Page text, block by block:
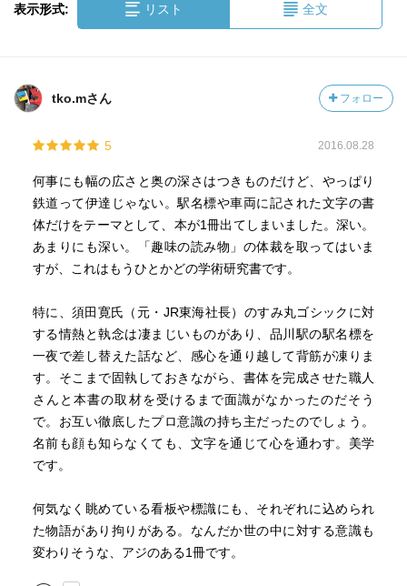
表示形式: リスト 全文
tko.mさん フォロー
5 2016.08.28
何事にも幅の広さと奥の深さはつきものだけど、やっぱり
鉄道って伊達じゃない。駅名標や車両に記された文字の書
体だけをテーマとして、本が1冊出てしまいました。深い。
あまりにも深い。「趣味の読み物」の体裁を取ってはいま
すが、これはもうひとかどの学術研究書です。
特に、須田寛氏（元・JR東海社長）のすみ丸ゴシックに対
する情熱と執念は凄まじいものがあり、品川駅の駅名標を
一夜で差し替えた話など、感心を通り越して背筋が凍りま
す。そこまで固執しておきながら、書体を完成させた職人
さんと本書の取材を受けるまで面識がなかったのだそう
で。お互い徹底したプロ意識の持ち主だったのでしょう。
名前も顔も知らなくても、文字を通じて心を通わす。美学
です。
何気なく眺めている看板や標識にも、それぞれに込められ
た物語があり拘りがある。なんだか世の中に対する意識も
変わりそうな、アジのある1冊です。